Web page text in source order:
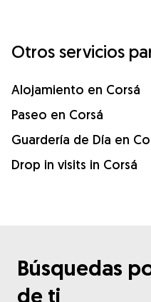
Otros servicios
Alojamiento en Corsá
Paseo en Corsá
Guardería de Día en
Drop in visits in Corsá
Búsquedas
de ti